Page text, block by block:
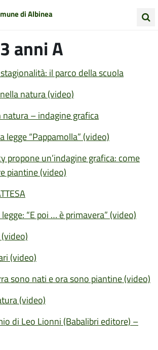
di Albinea
in Comune Vivi Albinea
Unione Colline Matildiche
anni A
il parco della scuola
natura (video)
natura – indagine grafica
legge “Pappamolla” (video)
propone un’indagine grafica: come
piantine (video)
“E poi … è primavera” (video)
(video)
sono nati e ora sono piantine (video)
(video)
di Leo Lionni (Babalibri editore) –